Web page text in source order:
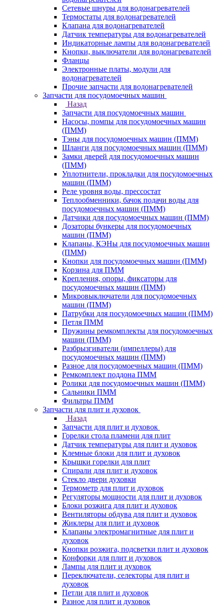
Сетевые шнуры для водонагревателей
Термостаты для водонагревателей
Клапана для водонагревателей
Датчик температуры для водонагревателей
Индикаторные лампы для водонагревателей
Кнопки, выключатели для водонагревателей
Фланцы
Электронные платы, модули для
водонагревателей
Прочие запчасти для водонагревателей
Запчасти для посудомоечных машин
Назад
Запчасти для посудомоечных машин
Насосы, помпы для посудомоечных машин
(ПММ)
Тэны для посудомоечных машин (ПММ)
Шланги для посудомоечных машин (ПММ)
Замки дверей для посудомоечных машин
(ПММ)
Уплотнители, прокладки для посудомоечных
машин (ПММ)
Реле уровня воды, прессостат
Теплообменники, бачок подачи воды для
посудомоечных машин (ПММ)
Датчики для посудомоечных машин (ПММ)
Дозаторы бункеры для посудомоечных
машин (ПММ)
Клапаны, КЭНы для посудомоечных машин
(ПММ)
Кнопки для посудомоечных машин (ПММ)
Корзина для ПММ
Крепления, опоры, фиксаторы для
посудомоечных машин (ПММ)
Микровыключатели для посудомоечных
машин (ПММ)
Патрубки для посудомоечных машин (ПММ)
Петля ПММ
Пружины ремкомплекты для посудомоечных
машин (ПММ)
Разбрызгиватели (импеллеры) для
посудомоечных машин (ПММ)
Разное для посудомоечных машин (ПММ)
Ремкомплект поддона ПММ
Ролики для посудомоечных машин (ПММ)
Сальники ПММ
Фильтры ПММ
Запчасти для плит и духовок
Назад
Запчасти для плит и духовок
Горелки стола пламени для плит
Датчик температуры для плит и духовок
Клемные блоки для плит и духовок
Крышки горелки для плит
Спирали для плит и духовок
Стекло двери духовки
Термометр для плит и духовок
Регуляторы мощности для плит и духовок
Блоки розжига для плит и духовок
Вентиляторы обдува для плит и духовок
Жиклеры для плит и духовок
Клапаны электромагнитные для плит и
духовок
Кнопки розжига, подсветки плит и духовок
Конфорки для плит и духовок
Лампы для плит и духовок
Переключатели, селекторы для плит и
духовок
Петли для плит и духовок
Разное для плит и духовок